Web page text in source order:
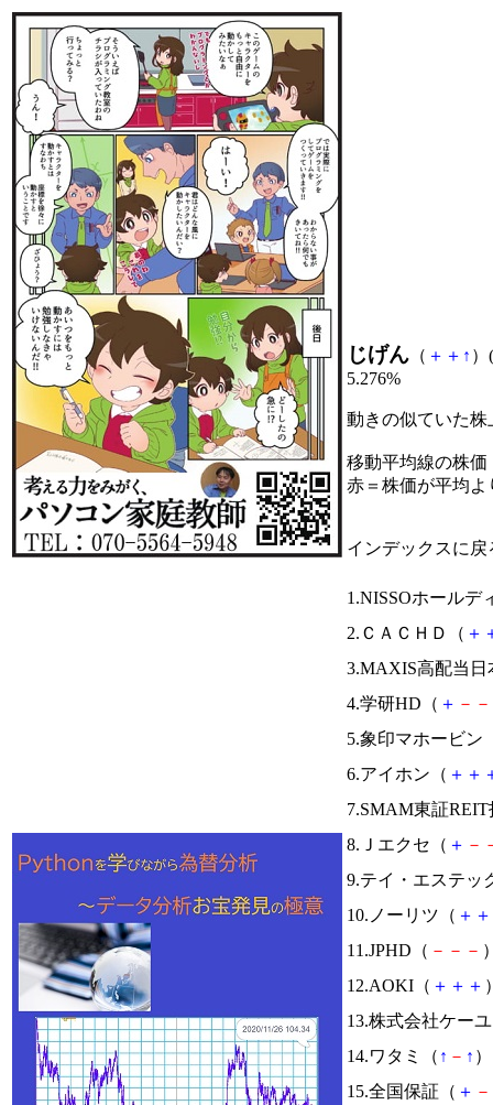
じげん （ ＋ ＋ ↑
5.276%
動きの似ていた
移動平均線の株価
赤＝株価が平均
インデックスに戻
1.NISSOホールデ
2.ＣＡＣＨＤ（ ＋
3.MAXIS高配当
4.学研HD（ ＋ － －
5.象印マホービン
6.アイホン（ ＋ ＋
7.SMAM東証
8.Ｊエクセ（ ＋ －
9.テイ・エステッ
10.ノーリツ（ ＋ ＋
11.JPHD（ － － －
12.AOKI（ ＋ ＋ ＋
13.株式会社ケー
14.ワタミ（ ↑ － ↑
15.全国保証（ ＋ －